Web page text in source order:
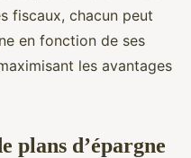
fiscaux, chacun peut
en fonction de ses
les avantages
plans d’épargne